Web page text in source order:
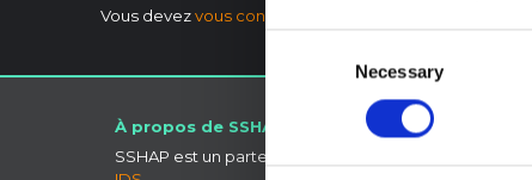
Selection
Necessary
Vous devezvous connecter
À propos de SSHAP
SSHAP est un partenariat hébergé par